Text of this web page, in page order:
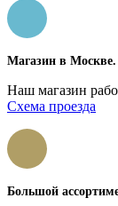
Магазин в
Наш магазин
Схема проезда
Большой